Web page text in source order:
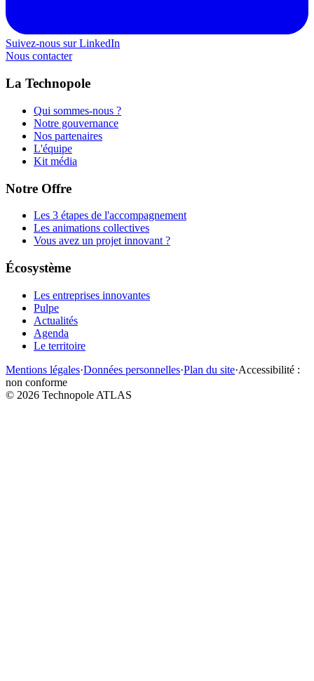
Suivez-nous sur LinkedIn
Nous contacter
La Technopole
Qui sommes-nous ?
Notre gouvernance
Nos partenaires
L'équipe
Kit média
Notre Offre
Les 3 étapes de l'accompagnement
Les animations collectives
Vous avez un projet innovant ?
Écosystème
Les entreprises innovantes
Pulpe
Actualités
Agenda
Le territoire
Mentions légales·Données personnelles·Plan du site·Accessibilité :
non conforme
© 2026 Technopole ATLAS